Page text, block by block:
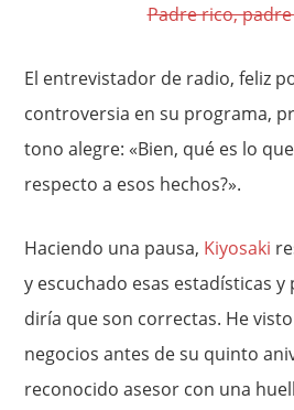
Padre rico,
El entrevistador de radio, feliz
controversia en su programa,
tono alegre: «Bien, qué es lo
respecto a esos hechos?».
Haciendo una pausa, Kiyosaki
y escuchado esas estadísticas
diría que son correctas. He
negocios antes de su quinto
reconocido asesor con una